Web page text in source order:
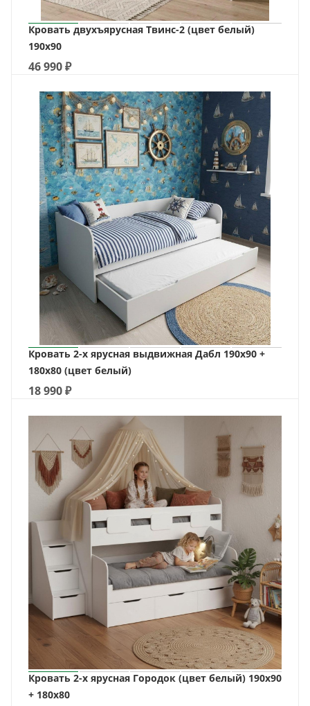
Кровать двухъярусная Твинс-2 (цвет белый)
190х90
46 990₽
Кровать 2-х ярусная выдвижная Дабл 190х90 +
180х80 (цвет белый)
18 990₽
Кровать 2-х ярусная Городок (цвет белый) 190х90
+ 180х80